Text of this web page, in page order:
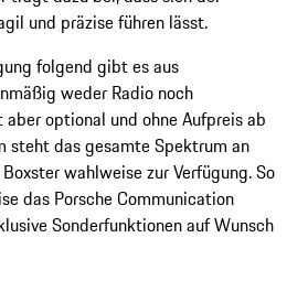
und präzise führen lässt.
folgend gibt es aus
weder Radio noch
optional und ohne Aufpreis ab
steht das gesamte Spektrum an
wahlweise zur Verfügung. So
das Porsche Communication
Sonderfunktionen auf Wunsch